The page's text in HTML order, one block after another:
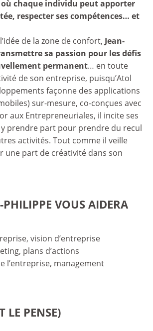
chaque individu peut apporter
respecter ses compétences… et
de la zone de confort, Jean-
sa passion pour les défis
permanent… en toute
de son entreprise, puisqu’Atol
façonne des applications
sur-mesure, co-conçues avec
aux Entrepreneuriales, il incite ses
prendre part pour prendre du recul
activités. Tout comme il veille
une part de créativité dans son
VOUS AIDERA
vision d’entreprise
plans d’actions
l’entreprise, management
LE PENSE)